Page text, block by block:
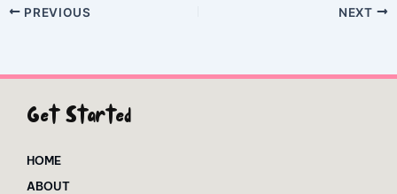
PREVIOUS NEXT
Get Started
HOME
ABOUT